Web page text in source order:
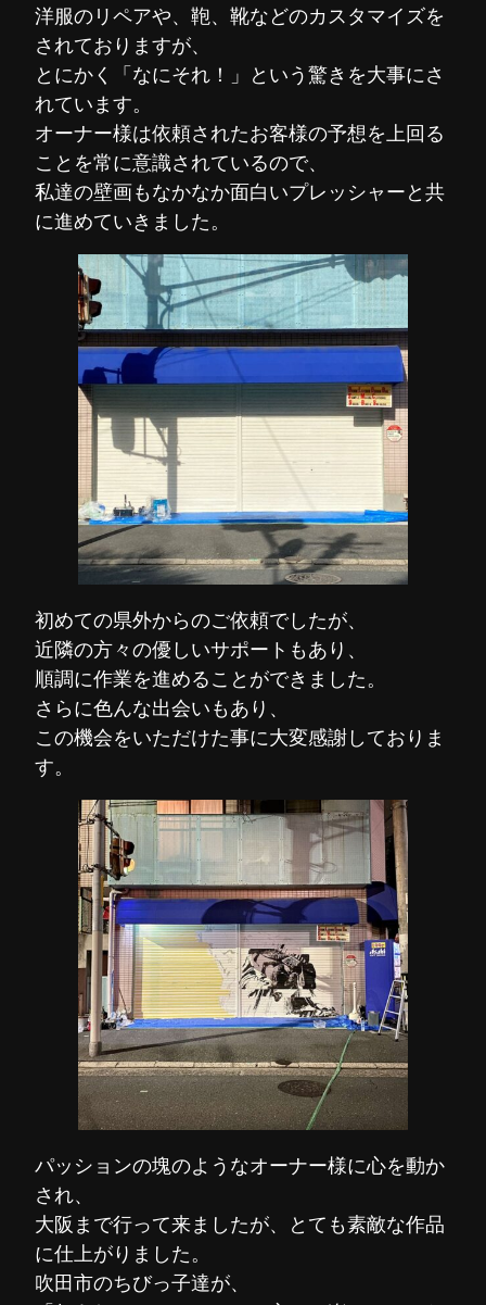
洋服のリペアや、鞄、靴などのカスタマイズを
されておりますが、
とにかく「なにそれ！」という驚きを大事にさ
れています。
オーナー様は依頼されたお客様の予想を上回る
ことを常に意識されているので、
私達の壁画もなかなか面白いプレッシャーと共
に進めていきました。
初めての県外からのご依頼でしたが、
近隣の方々の優しいサポートもあり、
順調に作業を進めることができました。
さらに色んな出会いもあり、
この機会をいただけた事に大変感謝しておりま
す。
パッションの塊のようなオーナー様に心を動か
され、
大阪まで行って来ましたが、とても素敵な作品
に仕上がりました。
吹田市のちびっ子達が、